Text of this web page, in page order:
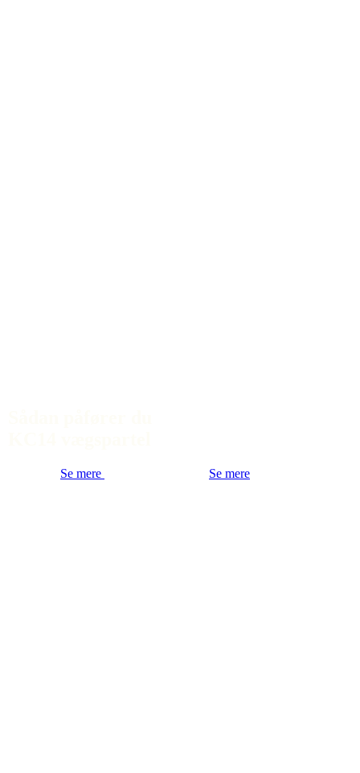
Se mere Se mere